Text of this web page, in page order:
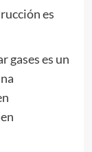
es
gases es un